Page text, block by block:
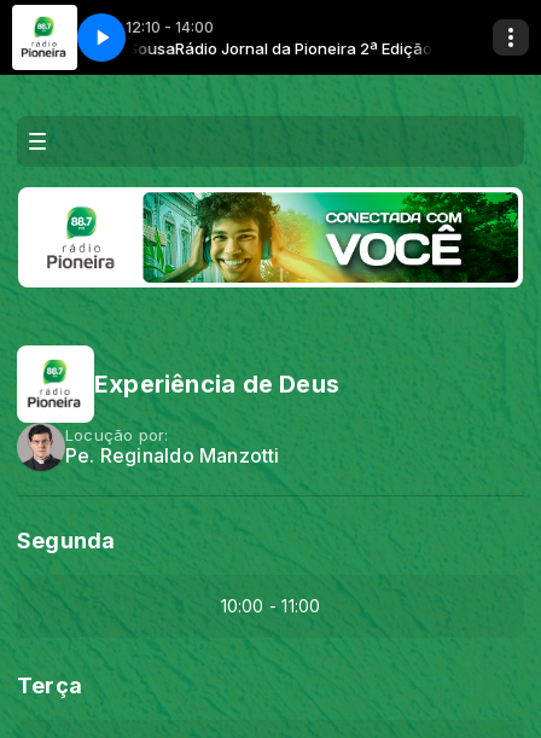
12:10 - 14:00
Josiane SousaRádio Jornal da Pioneira 2ª Edição com Josiane
Experiência de Deus
Locução por:
Pe. Reginaldo Manzotti
Segunda
10:00 - 11:00
Terça